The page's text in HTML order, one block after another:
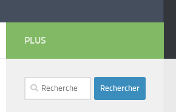
PLUS
Rechercher :